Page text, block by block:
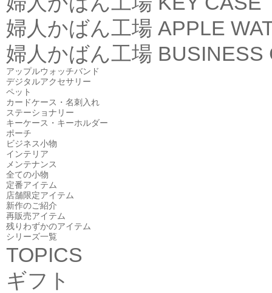
婦人かばん工場 APPLE
婦人かばん工場 BUSINESS
アップルウォッチバンド
デジタルアクセサリー
ペット
カードケース・名刺入れ
ステーショナリー
キーケース・キーホルダー
ポーチ
ビジネス小物
インテリア
メンテナンス
全ての小物
定番アイテム
店舗限定アイテム
新作のご紹介
再販売アイテム
残りわずかのアイテム
シリーズ一覧
TOPICS
ギフト